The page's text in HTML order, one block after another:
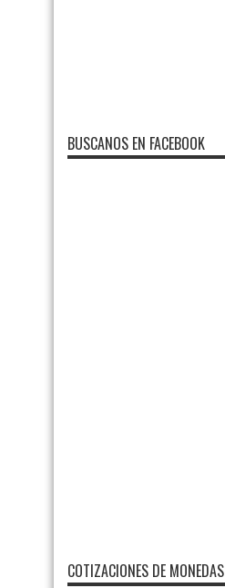
BUSCANOS EN FACEBOOK
COTIZACIONES DE MONEDAS